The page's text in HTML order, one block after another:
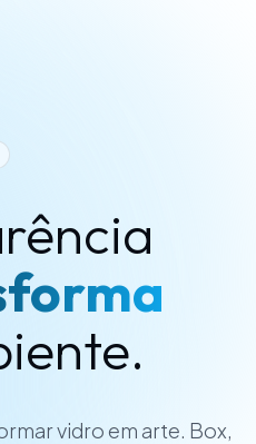
vidro em arte. Box,